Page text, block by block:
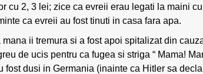
cu 2, 3 lei; zice ca evreii erau legati la maini
ca evreii au fost tinuti in casa fara apa.
ii tremura si a fost apoi spitalizat din
de ucis pentru ca fugea si striga “ Mama!
dusi in Germania (inainte ca Hitler sa